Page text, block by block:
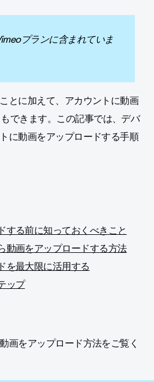
プランに含まれていま
とに加えて、アカウントに動画
できます。この記事では、デバ
に動画をアップロードする手順
する前に知っておくべきこと
動画をアップロードする方法
を最大限に活用する
ップ
画をアップロード方法をご覧く